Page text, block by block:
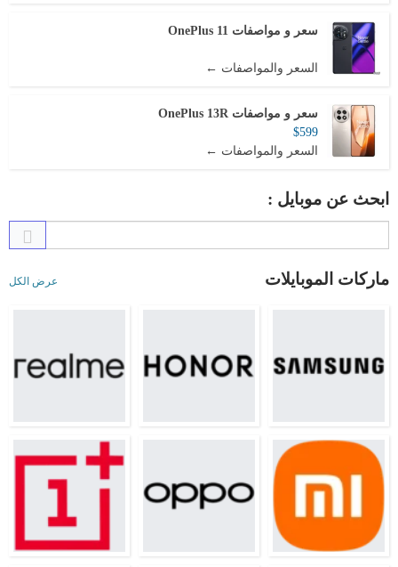
سعر و مواصفات OnePlus 11
السعر والمواصفات ←
سعر و مواصفات OnePlus 13R
$599
السعر والمواصفات ←
ابحث عن موبايل :
ماركات الموبايلات عرض الكل